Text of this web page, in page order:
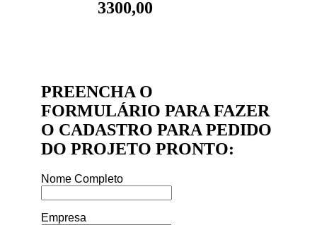
3300,00
PREENCHA O
FORMULÁRIO PARA FAZER
O CADASTRO PARA PEDIDO
DO PROJETO PRONTO:
Nome Completo
Empresa